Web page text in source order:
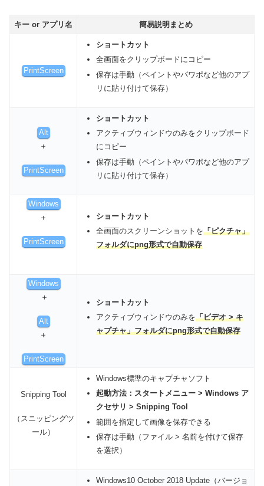
キー or アプリ名 簡易説明まとめ
PrintScreen
ショートカット
全画面をクリップボードにコピー
保存は手動（ペイントやパワポなど他のアプ
リに貼り付けて保存）
Alt
＋
PrintScreen
ショートカット
アクティブウィンドウのみをクリップボード
にコピー
保存は手動（ペイントやパワポなど他のアプ
リに貼り付けて保存）
Windows
＋
PrintScreen
ショートカット
全画面のスクリーンショットを「ピクチャ」
フォルダにpng形式で自動保存
Windows
＋
Alt
＋
PrintScreen
ショートカット
アクティブウィンドウのみを「ビデオ > キ
ャプチャ」フォルダにpng形式で自動保存
Snipping Tool
（スニッピングツ
ール）
Windows標準のキャプチャソフト
起動方法：スタートメニュー > Windows ア
クセサリ > Snipping Tool
範囲を指定して画像を保存できる
保存は手動（ファイル > 名前を付けて保存
を選択）
Windows10 October 2018 Update（バージョ